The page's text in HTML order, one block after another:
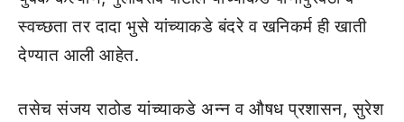
स्वच्छता तर दादा भुसे यांच्याकडे बंदरे व खनिकर्म ही खाती
देण्यात आली आहेत.
तसेच संजय राठोड यांच्याकडे अन्न व औषध प्रशासन, सुरेश